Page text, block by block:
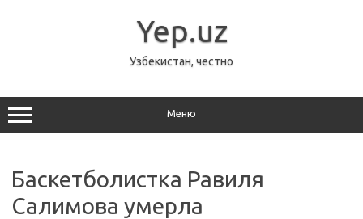
Yep.uz
Узбекистан, честно
Меню
Баскетболистка Равиля
Салимова умерла